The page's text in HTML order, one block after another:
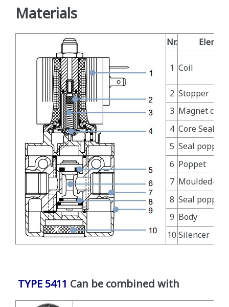
Materials
Nr.
1 Coil
2 Stopper
3 Magnet core
4 Core Seal
5 Seal poppet
6 Poppet
7 Moulded-in
8 Seal poppet
9 Body
10 Silencer
TYPE 5411 Can be combined with